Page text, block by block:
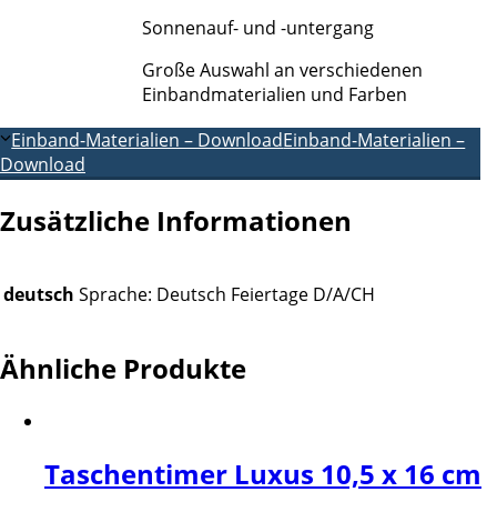
Sonnenauf- und -untergang
Große Auswahl an verschiedenen
Einbandmaterialien und Farben
Einband-Materialien – DownloadEinband-Materialien –
Download
Zusätzliche Informationen
deutsch Sprache: Deutsch Feiertage D/A/CH
Ähnliche Produkte
Taschentimer Luxus 10,5 x 16 cm